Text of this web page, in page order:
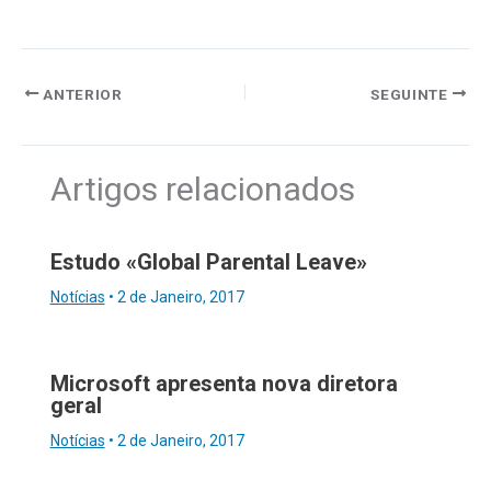
ANTERIOR SEGUINTE
Artigos relacionados
Estudo «Global Parental Leave»
Notícias • 2 de Janeiro, 2017
Microsoft apresenta nova diretora
geral
Notícias • 2 de Janeiro, 2017